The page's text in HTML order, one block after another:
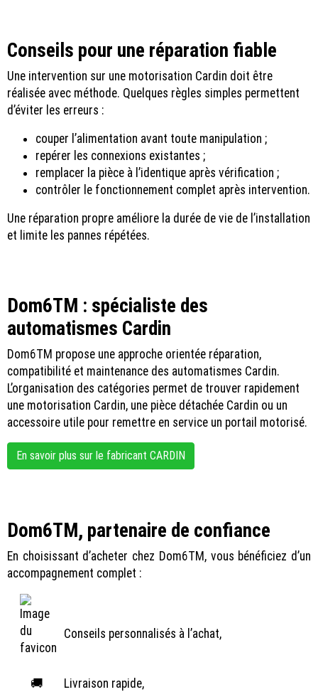
Conseils pour une réparation fiable
Une intervention sur une motorisation Cardin doit être
réalisée avec méthode. Quelques règles simples permettent
d’éviter les erreurs :
couper l’alimentation avant toute manipulation ;
repérer les connexions existantes ;
remplacer la pièce à l’identique après vérification ;
contrôler le fonctionnement complet après intervention.
Une réparation propre améliore la durée de vie de l’installation
et limite les pannes répétées.
Dom6TM : spécialiste des
automatismes Cardin
Dom6TM propose une approche orientée réparation,
compatibilité et maintenance des automatismes Cardin.
L’organisation des catégories permet de trouver rapidement
une motorisation Cardin, une pièce détachée Cardin ou un
accessoire utile pour remettre en service un portail motorisé.
En savoir plus sur le fabricant CARDIN
Dom6TM, partenaire de confiance
En choisissant d’acheter chez Dom6TM, vous bénéficiez d’un
accompagnement complet :
Conseils personnalisés à l’achat,
🚚
Livraison rapide,